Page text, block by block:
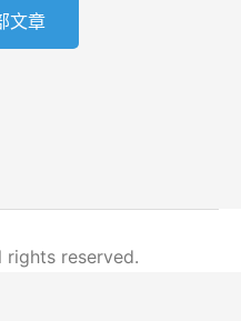
文章
reserved.